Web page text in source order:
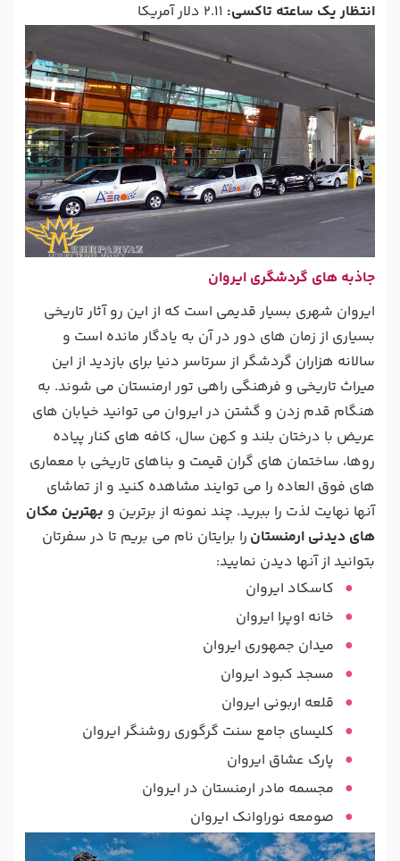
انتظار یک ساعته تاکسی:
جاذبه های گردشگری ایروان
ایروان شهری بسیار قدیمی است که از این رو آثار تاریخی
بسیاری از زمان های دور در آن به یادگار مانده است و
سالانه هزاران گردشگر از سرتاسر دنیا برای بازدید از این
میراث تاریخی و فرهنگی راهی تور ارمنستان می شوند. به
هنگام قدم زدن و گشتن در ایروان می توانید خیابان های
عریض با درختان بلند و کهن سال، کافه های کنار پیاده
روها، ساختمان های گران قیمت و بناهای تاریخی با معماری
های فوق العاده را می توایند مشاهده کنید و از تماشای
آنها نهایت لذت را ببرید. چند نمونه از برترین و بهترین مکان
های دیدنی ارمنستان را برایتان نام می بریم تا در سفرتان
بتوانید از آنها دیدن نمایید:
کاسکاد ایروان
خانه اوپرا ایروان
میدان جمهوری ایروان
مسجد کبود ایروان
قلعه اربونی ایروان
کلیسای جامع سنت گرگوری روشنگر ایروان
پارک عشاق ایروان
مجسمه مادر ارمنستان در ایروان
صومعه نوراوانک ایروان